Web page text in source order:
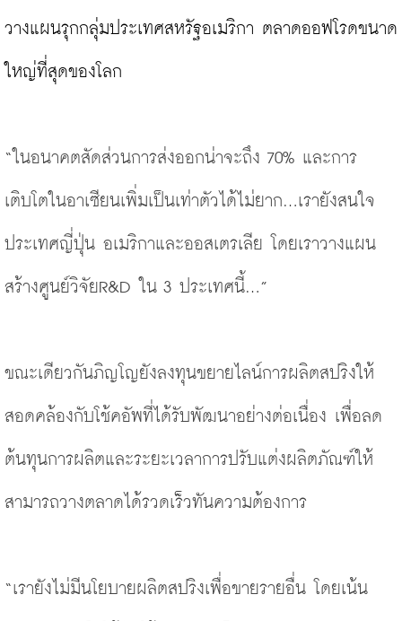
วางแผนรุกกลุ่มประเทศสหรัฐอเมริกา ตลาดออฟโรดขนาด
ใหญ่ที่สุดของโลก
“ในอนาคตสัดส่วนการส่งออกน่าจะถึง 70% และการ
เติบโตในอาเซียนเพิ่มเป็นเท่าตัวได้ไม่ยาก...เรายังสนใจ
ประเทศญี่ปุ่น อเมริกาและออสเตรเลีย โดยเราวางแผน
สร้างศูนย์วิจัยR&D ใน 3 ประเทศนี้...”
ขณะเดียวกันภิญโญยังลงทุนขยายไลน์การผลิตสปริงให้
สอดคล้องกับโช้คอัพที่ได้รับพัฒนาอย่างต่อเนื่อง เพื่อลด
ต้นทุนการผลิตและระยะเวลาการปรับแต่งผลิตภัณฑ์ให้
สามารถวางตลาดได้รวดเร็วทันความต้องการ
“เรายังไม่มีนโยบายผลิตสปริงเพื่อขายรายอื่น โดยเน้น